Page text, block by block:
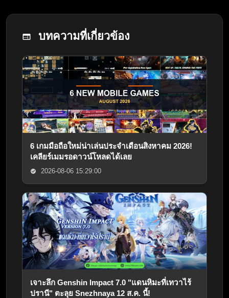
บทความที่เกี่ยวข้อง
6 เกมมือถือใหม่น่าเล่นประจำเดือนสิงหาคม 2026!
เคลียร์เมมรอดาวน์โหลดได้เลย
2026-08-06 15:29:00
เจาะลึก Genshin Impact 7.0 "แดนหิมะที่เทวาไร้
ปรานี" ตะลุย Snezhnaya 12 ส.ค. นี้!